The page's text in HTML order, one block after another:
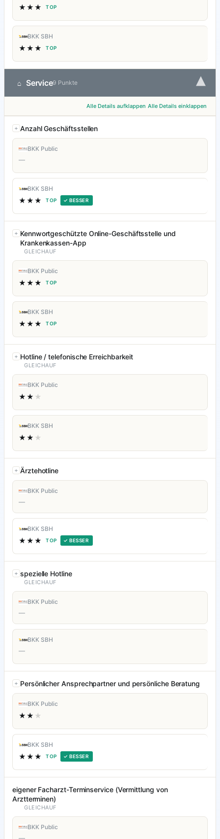
★★★ TOP
BKK SBH
★★★ TOP
⌂ Service9 Punkte ▾
Alle Details aufklappen Alle Details einklappen
Anzahl Geschäftsstellen
BKK Public
—
BKK SBH
★★★ TOP ✓ BESSER
Kennwortgeschützte Online-Geschäftsstelle und
Krankenkassen-App
GLEICHAUF
BKK Public
★★★ TOP
BKK SBH
★★★ TOP
Hotline / telefonische Erreichbarkeit
GLEICHAUF
BKK Public
★★ ★
BKK SBH
★★ ★
Ärztehotline
BKK Public
—
BKK SBH
★★★ TOP ✓ BESSER
spezielle Hotline
GLEICHAUF
BKK Public
—
BKK SBH
—
Persönlicher Ansprechpartner und persönliche Beratung
BKK Public
★★ ★
BKK SBH
★★★ TOP ✓ BESSER
eigener Facharzt-Terminservice (Vermittlung von
Arztterminen)
GLEICHAUF
BKK Public